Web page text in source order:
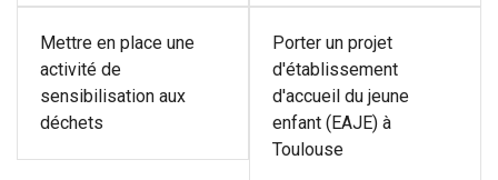
Mettre en place une
activité de
sensibilisation aux
déchets
Porter un projet
d'établissement
d'accueil du jeune
enfant (EAJE) à
Toulouse